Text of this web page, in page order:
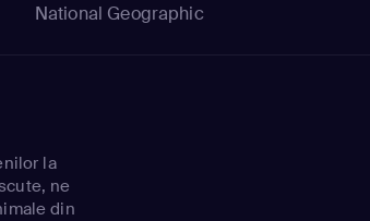
National Geographic
la
ne
din